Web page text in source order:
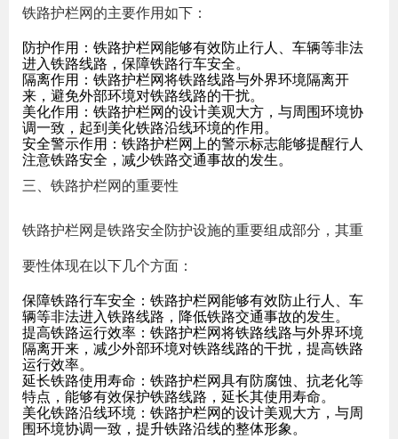
铁路护栏网的主要作用如下：
防护作用：铁路护栏网能够有效防止行人、车辆等非法
进入铁路线路，保障铁路行车安全。
隔离作用：铁路护栏网将铁路线路与外界环境隔离开
来，避免外部环境对铁路线路的干扰。
美化作用：铁路护栏网的设计美观大方，与周围环境协
调一致，起到美化铁路沿线环境的作用。
安全警示作用：铁路护栏网上的警示标志能够提醒行人
注意铁路安全，减少铁路交通事故的发生。
三、铁路护栏网的重要性
铁路护栏网是铁路安全防护设施的重要组成部分，其重
要性体现在以下几个方面：
保障铁路行车安全：铁路护栏网能够有效防止行人、车
辆等非法进入铁路线路，降低铁路交通事故的发生。
提高铁路运行效率：铁路护栏网将铁路线路与外界环境
隔离开来，减少外部环境对铁路线路的干扰，提高铁路
运行效率。
延长铁路使用寿命：铁路护栏网具有防腐蚀、抗老化等
特点，能够有效保护铁路线路，延长其使用寿命。
美化铁路沿线环境：铁路护栏网的设计美观大方，与周
围环境协调一致，提升铁路沿线的整体形象。